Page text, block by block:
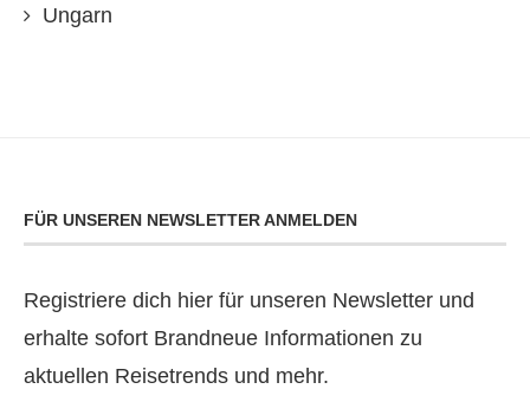
Ungarn
FÜR UNSEREN NEWSLETTER ANMELDEN
Registriere dich hier für unseren Newsletter und
erhalte sofort Brandneue Informationen zu
aktuellen Reisetrends und mehr.